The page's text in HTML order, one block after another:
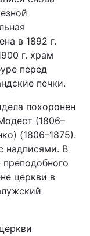
в 1892 г.
г. храм
перед
печки.
похоронен
(1806–
(1806–1875).
надписями. В
церкви в